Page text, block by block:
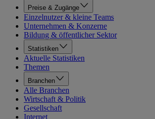
Preise & Zugänge
Einzelnutzer & kleine Teams
Unternehmen & Konzerne
Bildung & öffentlicher Sektor
Statistiken
Aktuelle Statistiken
Themen
Branchen
Alle Branchen
Wirtschaft & Politik
Gesellschaft
Internet